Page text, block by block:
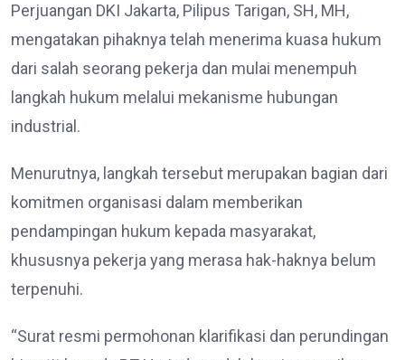
Perjuangan DKI Jakarta, Pilipus Tarigan, SH, MH,
mengatakan pihaknya telah menerima kuasa hukum
dari salah seorang pekerja dan mulai menempuh
langkah hukum melalui mekanisme hubungan
industrial.
Menurutnya, langkah tersebut merupakan bagian dari
komitmen organisasi dalam memberikan
pendampingan hukum kepada masyarakat,
khususnya pekerja yang merasa hak-haknya belum
terpenuhi.
“Surat resmi permohonan klarifikasi dan perundingan